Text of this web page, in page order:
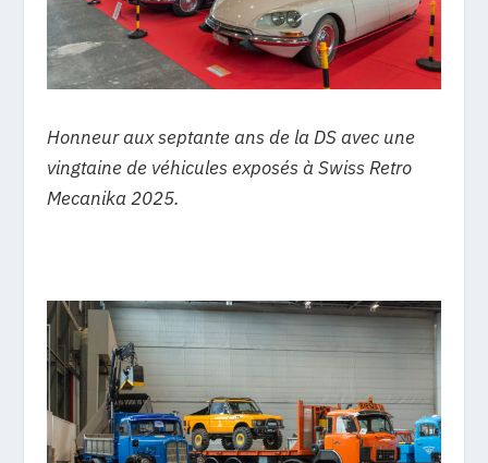
Honneur aux septante ans de la DS avec une
vingtaine de véhicules exposés à Swiss Retro
Mecanika 2025.